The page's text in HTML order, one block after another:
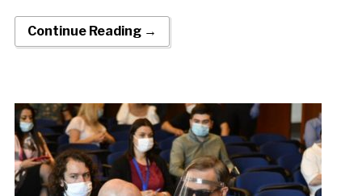
Continue Reading →